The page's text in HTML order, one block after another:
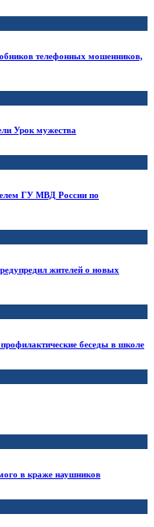
телефонных мошенников,
Урок мужества
ГУ МВД России по
жителей о новых
беседы в школе
в краже наушников